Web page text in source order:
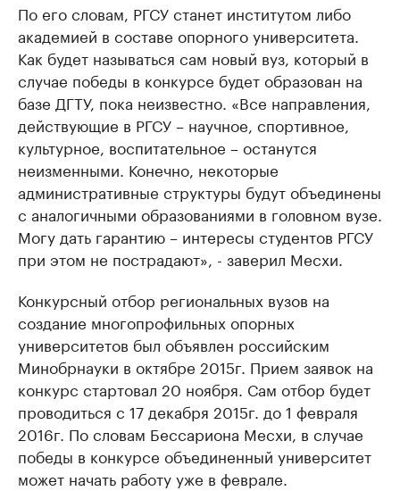
По его словам, РГСУ станет институтом либо
академией в составе опорного университета.
Как будет называться сам новый вуз, который в
случае победы в конкурсе будет образован на
базе ДГТУ, пока неизвестно. «Все направления,
действующие в РГСУ – научное, спортивное,
культурное, воспитательное – останутся
неизменными. Конечно, некоторые
административные структуры будут объединены
с аналогичными образованиями в головном вузе.
Могу дать гарантию – интересы студентов РГСУ
при этом не пострадают», - заверил Месхи.
Конкурсный отбор региональных вузов на
создание многопрофильных опорных
университетов был объявлен российским
Минобрнауки в октябре 2015г. Прием заявок на
конкурс стартовал 20 ноября. Сам отбор будет
проводиться с 17 декабря 2015г. до 1 февраля
2016г. По словам Бессариона Месхи, в случае
победы в конкурсе объединенный университет
может начать работу уже в феврале.